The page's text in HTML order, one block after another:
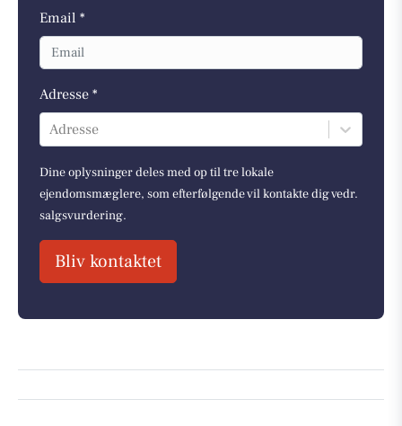
Email *
Adresse *
Adresse
Dine oplysninger deles med op til tre lokale
ejendomsmæglere, som efterfølgende vil kontakte dig vedr.
salgsvurdering.
Bliv kontaktet